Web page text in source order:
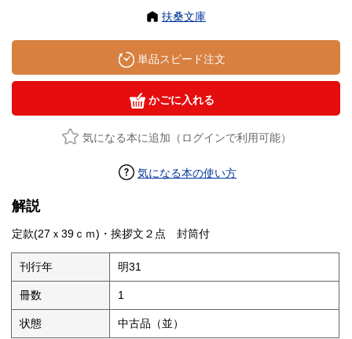
扶桑文庫
単品スピード注文
かごに入れる
気になる本に追加（ログインで利用可能）
気になる本の使い方
解説
定款(27ｘ39ｃｍ)・挨拶文２点 封筒付
刊行年 明31
冊数 1
状態 中古品（並）